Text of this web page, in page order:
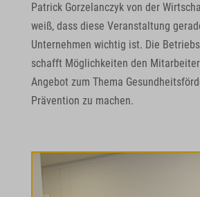
Patrick Gorzelanczyk von der
weiß, dass diese Veranstaltung
Unternehmen wichtig ist. Die
schafft Möglichkeiten den
Angebot zum Thema
Prävention zu machen.